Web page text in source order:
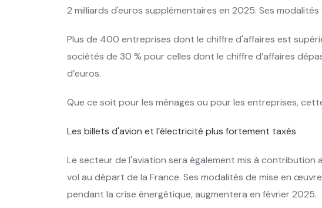
2 milliards d'euros supplémentaires en 2025. Ses
Plus de 400 entreprises dont le chiffre d'affaires est
sociétés de 30 % pour celles dont le chiffre d’affaires
d’euros.
Que ce soit pour les ménages ou pour les entreprises,
Les billets d'avion et l’électricité plus fortement taxés
Le secteur de l'aviation sera également mis à contribution
vol au départ de la France. Ses modalités de mise en
pendant la crise énergétique, augmentera en février 2025.